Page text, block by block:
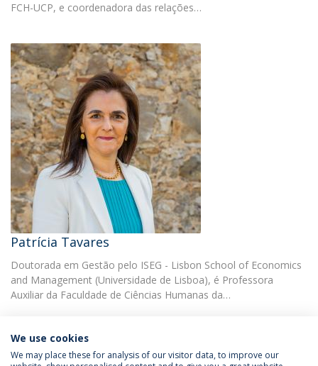
FCH-UCP, e coordenadora das relações…
Patrícia Tavares
Doutorada em Gestão pelo ISEG - Lisbon School of Economics
and Management (Universidade de Lisboa), é Professora
Auxiliar da Faculdade de Ciências Humanas da…
We use cookies
We may place these for analysis of our visitor data, to improve our